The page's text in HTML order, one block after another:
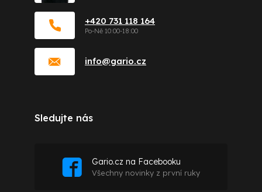
info@gario.cz
+420 731 118 164
Sledujte nás
Gario.cz na Facebooku
Všechny novinky z první ruky